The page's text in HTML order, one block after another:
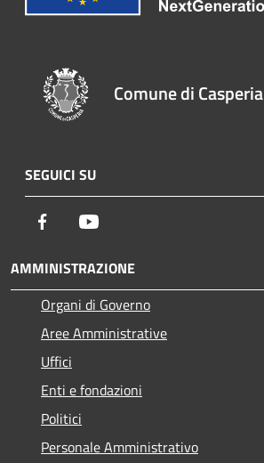
Comune di Casperia
SEGUICI SU
Facebook
AMMINISTRAZIONE
Organi di Governo
Aree Amministrative
Uffici
Enti e fondazioni
Politici
Personale Amministrativo